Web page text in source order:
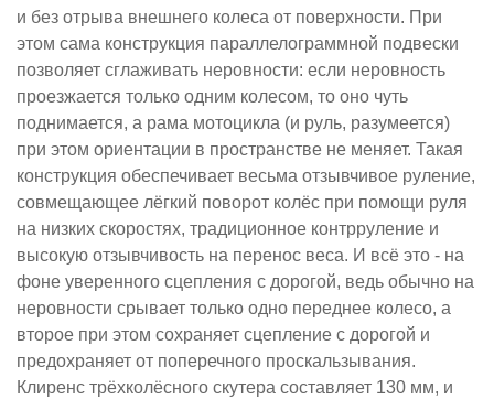
и без отрыва внешнего колеса от поверхности. При
этом сама конструкция параллелограммной подвески
позволяет сглаживать неровности: если неровность
проезжается только одним колесом, то оно чуть
поднимается, а рама мотоцикла (и руль, разумеется)
при этом ориентации в пространстве не меняет. Такая
конструкция обеспечивает весьма отзывчивое руление,
совмещающее лёгкий поворот колёс при помощи руля
на низких скоростях, традиционное контрруление и
высокую отзывчивость на перенос веса. И всё это - на
фоне уверенного сцепления с дорогой, ведь обычно на
неровности срывает только одно переднее колесо, а
второе при этом сохраняет сцепление с дорогой и
предохраняет от поперечного проскальзывания.
Клиренс трёхколёсного скутера составляет 130 мм, и